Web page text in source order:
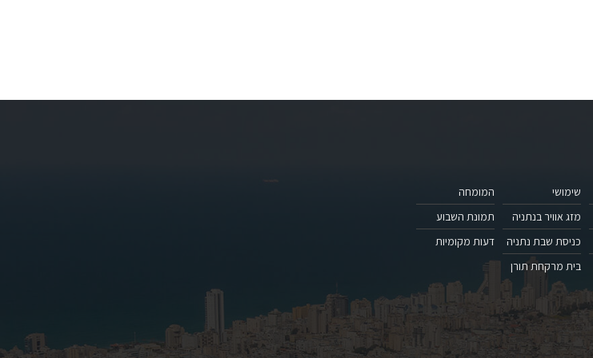
שימושי
מזג אוויר בנתניה
כניסת שבת נתניה
בית מרקחת תורן
המומחה
תמונת השבוע
דעות מקומיות